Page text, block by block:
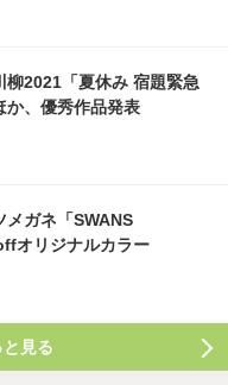
柳2021「夏休み 宿題緊急
か、優秀作品発表
メガネ「SWANS
オリジナルカラー
見る